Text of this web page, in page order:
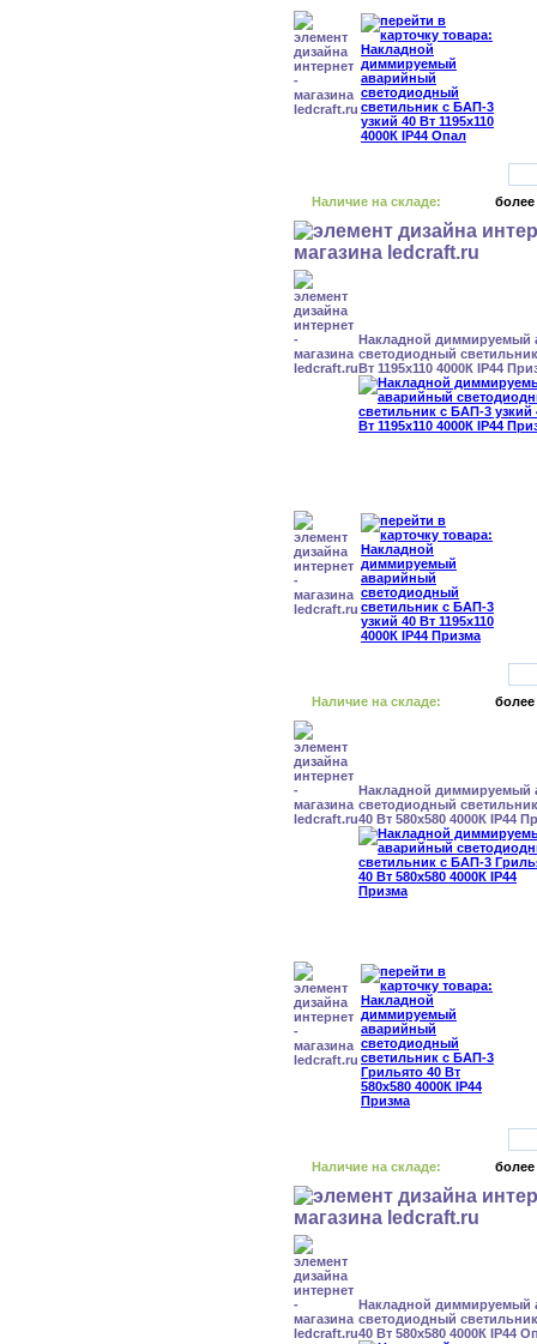
Наличие на складе: более
Накладной диммируемый
светодиодный
Вт 1195x110 4000К IP44
Наличие на складе: более
Накладной диммируемый
светодиодный
40 Вт 580x580 4000К IP44
Наличие на складе: более
Накладной диммируемый
светодиодный
40 Вт 580x580 4000К IP44